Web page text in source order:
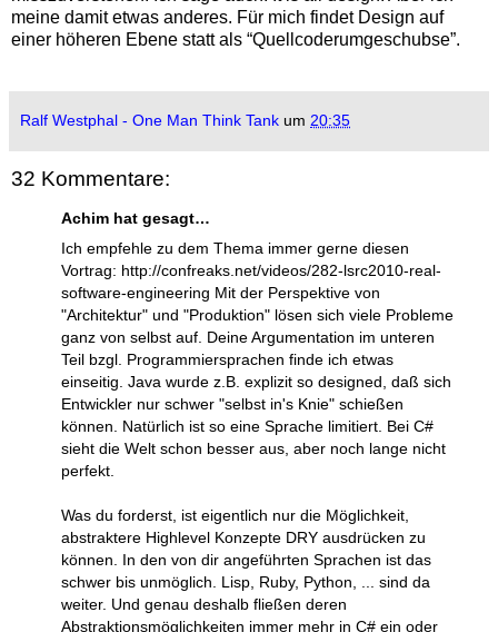
meine damit etwas anderes. Für mich findet Design auf
einer höheren Ebene statt als “Quellcoderumgeschubse”.
Ralf Westphal - One Man Think Tank um 20:35
32 Kommentare:
Achim hat gesagt…
Ich empfehle zu dem Thema immer gerne diesen
Vortrag: http://confreaks.net/videos/282-lsrc2010-real-
software-engineering Mit der Perspektive von
"Architektur" und "Produktion" lösen sich viele Probleme
ganz von selbst auf. Deine Argumentation im unteren
Teil bzgl. Programmiersprachen finde ich etwas
einseitig. Java wurde z.B. explizit so designed, daß sich
Entwickler nur schwer "selbst in's Knie" schießen
können. Natürlich ist so eine Sprache limitiert. Bei C#
sieht die Welt schon besser aus, aber noch lange nicht
perfekt.
Was du forderst, ist eigentlich nur die Möglichkeit,
abstraktere Highlevel Konzepte DRY ausdrücken zu
können. In den von dir angeführten Sprachen ist das
schwer bis unmöglich. Lisp, Ruby, Python, ... sind da
weiter. Und genau deshalb fließen deren
Abstraktionsmöglichkeiten immer mehr in C# ein oder